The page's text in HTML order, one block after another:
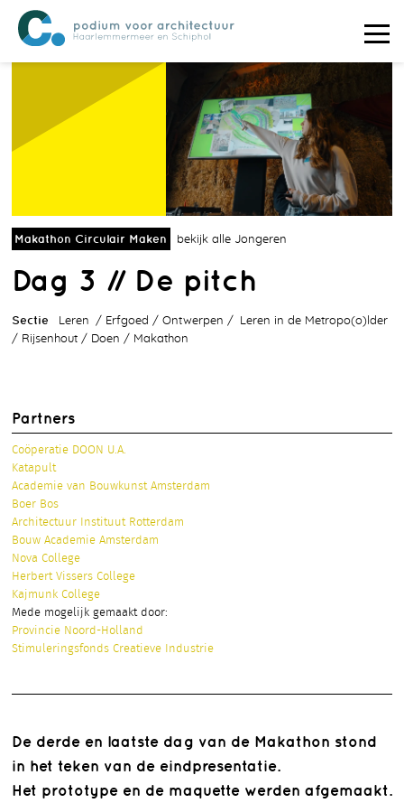
Makathon Circulair Maken bekijk alle Jongeren
Dag 3 // De pitch
Sectie Leren Erfgoed Ontwerpen
Leren in de Metropo(o)lder
Rijsenhout
Doen Makathon
Partners
Coöperatie DOON U.A.
Katapult
Academie van Bouwkunst Amsterdam
Boer Bos
Architectuur Instituut Rotterdam
Bouw Academie Amsterdam
Nova College
Herbert Vissers College
Kajmunk College
Mede mogelijk gemaakt door:
Provincie Noord-Holland
Stimuleringsfonds Creatieve Industrie
De derde en laatste dag van de Makathon stond
in het teken van de eindpresentatie.
Het prototype en de maquette werden afgemaakt.